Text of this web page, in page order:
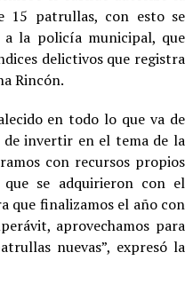
15 patrullas, con esto se
a la policía municipal, que
delictivos que registra
Rincón.
en todo lo que va de
de invertir en el tema de la
con recursos propios
se adquirieron con el
que finalizamos el año con
aprovechamos para
nuevas”, expresó la